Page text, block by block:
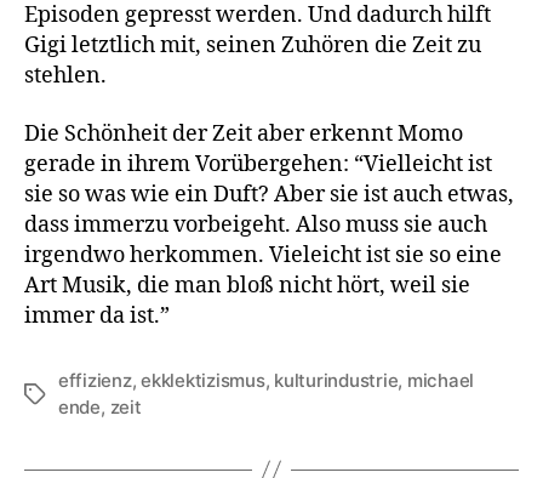
Episoden gepresst werden. Und dadurch hilft
Gigi letztlich mit, seinen Zuhören die Zeit zu
stehlen.
Die Schönheit der Zeit aber erkennt Momo
gerade in ihrem Vorübergehen: “Vielleicht ist
sie so was wie ein Duft? Aber sie ist auch etwas,
dass immerzu vorbeigeht. Also muss sie auch
irgendwo herkommen. Vieleicht ist sie so eine
Art Musik, die man bloß nicht hört, weil sie
immer da ist.”
Tags
effizienz,ekklektizismus, kulturindustrie, michael
ende, zeit